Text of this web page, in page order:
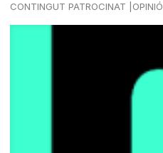
CONTINGUT PATROCINAT OPINIÓ